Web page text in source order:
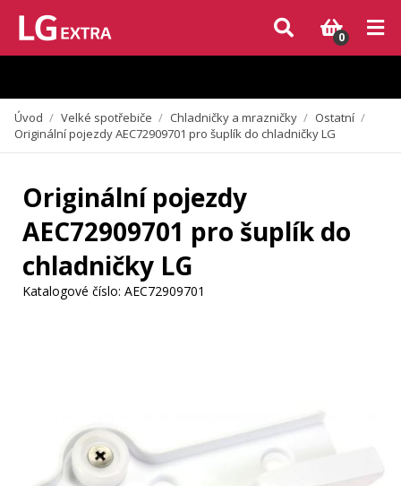
Vzhledem k aktuální situaci se může dodání dílů, které nejsou skladem,
zpozdit. Děkujeme za pochopení.
0
Úvod / Velké spotřebiče / Chladničky a mrazničky / Ostatní /
Originální pojezdy AEC72909701 pro šuplík do chladničky LG
Originální pojezdy
AEC72909701 pro šuplík do
chladničky LG
Katalogové číslo: AEC72909701